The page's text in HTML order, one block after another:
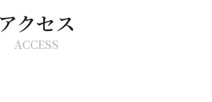
アクセス
ACCESS